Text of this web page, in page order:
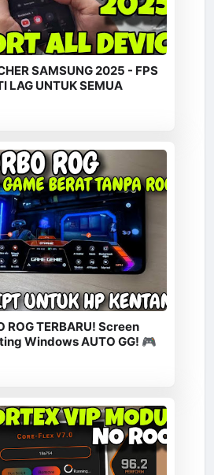
SAMSUNG 2025 - FPS
LAG UNTUK SEMUA
ROG TERBARU! Screen
Windows AUTO GG! 🎮